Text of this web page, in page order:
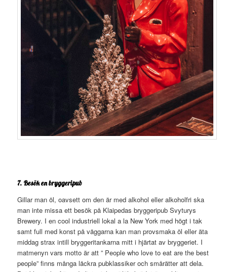
7. Besök en bryggeripub
Gillar man öl, oavsett om den är med alkohol eller alkoholfri ska
man inte missa ett besök på Klaipedas bryggeripub Svyturys
Brewery. I en cool industriell lokal a la New York med högt i tak
samt full med konst på väggarna kan man provsmaka öl eller äta
middag strax intill bryggeritankarna mitt i hjärtat av bryggeriet. I
matmenyn vars motto är att ” People who love to eat are the best
people” finns många läckra pubklassiker och smårätter att dela.